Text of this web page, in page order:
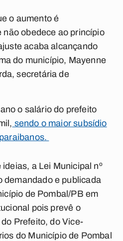
o aumento é
não obedece ao princípio
acaba alcançando
do município, Mayenne
secretária de
o salário do prefeito
sendo o maior subsídio
a Lei Municipal nº
demandado e publicada
de Pombal/PB em
pois prevê o
Prefeito, do Vice-
do Município de Pombal